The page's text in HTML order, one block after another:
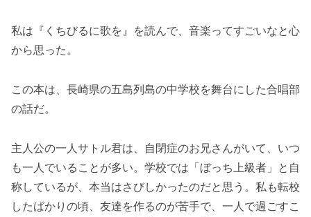
私は『くちびるに歌を』を読んで、音楽ってすごいなと心
から思った。
この本は、長崎県の五島列島の中学校を舞台にした合唱部
の話だ。
主人公の一人サトル君は、自閉症のお兄さんがいて、いつ
も一人でいることが多い。学校では「ぼっち上級者」と自
称しているが、本当はさびしかったのだと思う。私も転校
したばかりの頃、友達を作るのが苦手で、一人で過ごすこ